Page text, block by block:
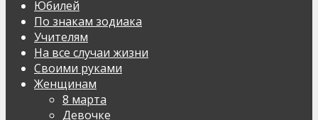
Юбилей
По знакам зодиака
Учителям
На все случаи жизни
Своими руками
Женщинам
8 марта
Девочке